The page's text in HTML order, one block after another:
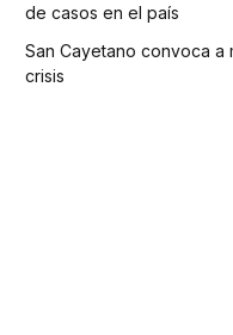
de casos en el país
San Cayetano convoca
crisis